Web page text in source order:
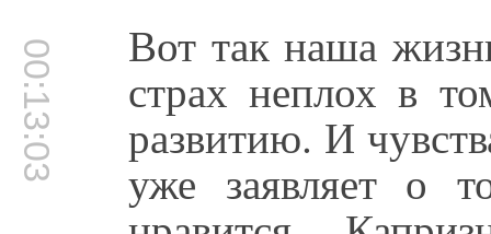
00:13:03 Вот так наша
страх неплох в
развитию. И
уже заявляет о